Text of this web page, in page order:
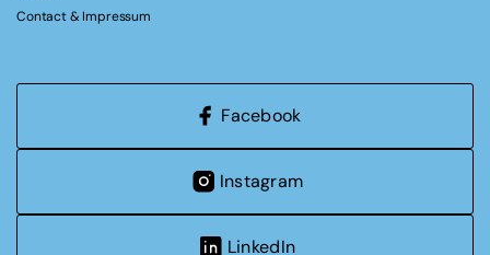
Contact & Impressum
Facebook
Instagram
LinkedIn